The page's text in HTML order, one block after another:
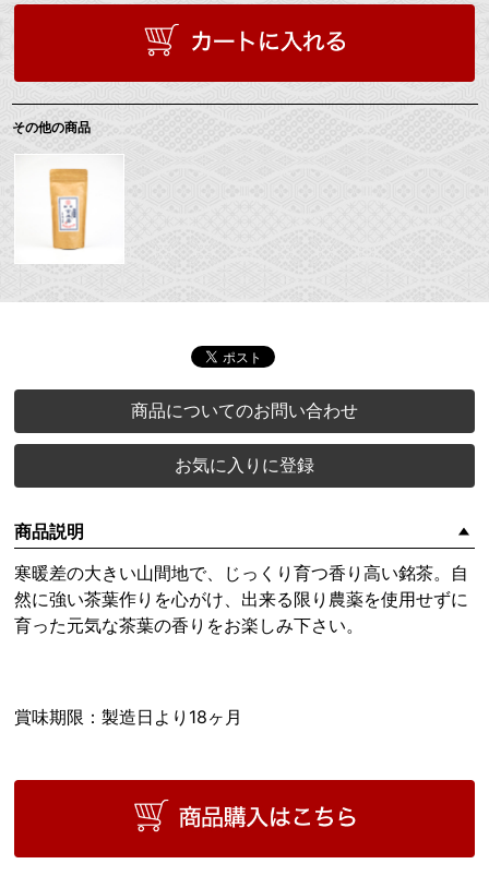
その他の商品
商品についてのお問い合わせ
お気に入りに登録
商品説明
寒暖差の大きい山間地で、じっくり育つ香り高い銘茶。自
然に強い茶葉作りを心がけ、出来る限り農薬を使用せずに
育った元気な茶葉の香りをお楽しみ下さい。
賞味期限：製造日より18ヶ月